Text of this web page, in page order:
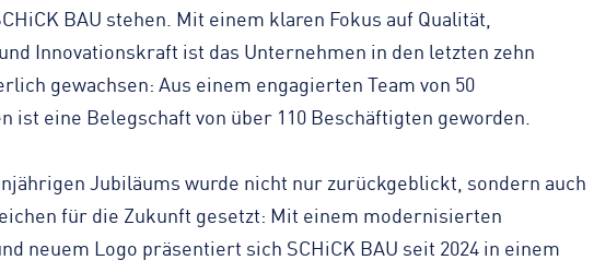
BAU stehen. Mit einem klaren Fokus auf Qualität,
Innovationskraft ist das Unternehmen in den letzten zehn
gewachsen: Aus einem engagierten Team von 50
ist eine Belegschaft von über 110 Beschäftigten geworden.
Jubiläums wurde nicht nur zurückgeblickt, sondern auch
für die Zukunft gesetzt: Mit einem modernisierten
neuem Logo präsentiert sich SCHiCK BAU seit 2024 in einem